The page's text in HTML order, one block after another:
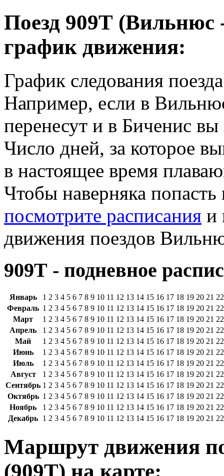
Поезд 909Т (Вильнюс
график движения:
График следования
Например, если в
перенесут и в Биченис
Число дней, за которое
в настоящее время
Чтобы наверняка
посмотрите расписания и
движения поездов
909Т - подневное
Январь 1 2 3 4 5 6 7 8 9 10 11 12 13 14 15 16 17 18 19 20 21 22
Февраль 1 2 3 4 5 6 7 8 9 10 11 12 13 14 15 16 17 18 19 20 21 22
Март
1 2 3 4 5 6 7 8 9 10 11 12 13 14 15 16 17 18 19 20 21 22
Апрель
1 2 3 4 5 6 7 8 9 10 11 12 13 14 15 16 17 18 19 20 21 22
Май
1 2 3 4 5 6 7 8 9 10 11 12 13 14 15 16 17 18 19 20 21 22
Июнь
1 2 3 4 5 6 7 8 9 10 11 12 13 14 15 16 17 18 19 20 21 22
Июль
1 2 3 4 5 6 7 8 9 10 11 12 13 14 15 16 17 18 19 20 21 22
Август
1 2 3 4 5 6 7 8 9 10 11 12 13 14 15 16 17 18 19 20 21 22
Сентябрь 1 2 3 4 5 6 7 8 9 10 11 12 13 14 15 16 17 18 19 20 21 22
Октябрь 1 2 3 4 5 6 7 8 9 10 11 12 13 14 15 16 17 18 19 20 21 22
Ноябрь
1 2 3 4 5 6 7 8 9 10 11 12 13 14 15 16 17 18 19 20 21 22
Декабрь 1 2 3 4 5 6 7 8 9 10 11 12 13 14 15 16 17 18 19 20 21 22
Маршрут движения
(909Т) на карте: